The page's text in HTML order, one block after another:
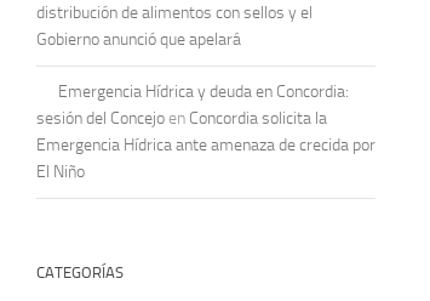
distribución de alimentos con sellos y el
Gobierno anunció que apelará
Emergencia Hídrica y deuda en Concordia:
sesión del Concejo en Concordia solicita la
Emergencia Hídrica ante amenaza de crecida por
El Niño
CATEGORÍAS